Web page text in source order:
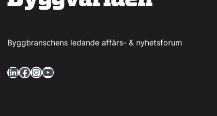
Byggbranschens ledande affärs- & nyhetsforum
LinkedIn Facebook InstagramYouTube